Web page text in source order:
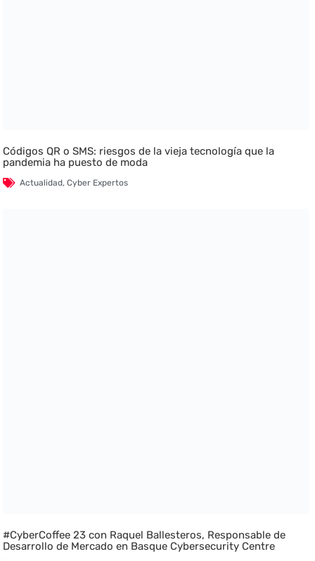
Códigos QR o SMS: riesgos de la vieja tecnología que la
pandemia ha puesto de moda
Actualidad,Cyber Expertos
#CyberCoffee 23 con Raquel Ballesteros, Responsable de
Desarrollo de Mercado en Basque Cybersecurity Centre